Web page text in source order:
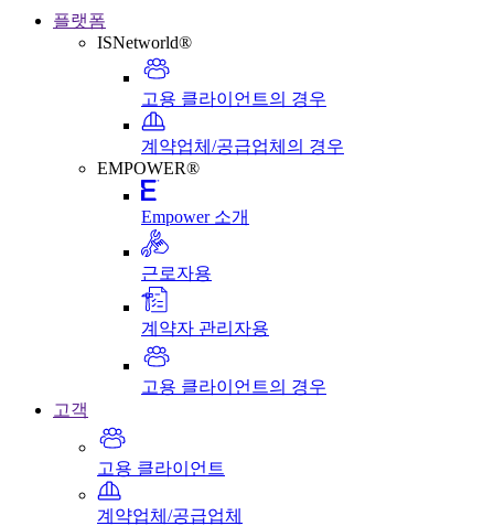
플랫폼
ISNetworld®
고용 클라이언트의 경우
계약업체/공급업체의 경우
EMPOWER®
Empower 소개
근로자용
계약자 관리자용
고용 클라이언트의 경우
고객
고용 클라이언트
계약업체/공급업체